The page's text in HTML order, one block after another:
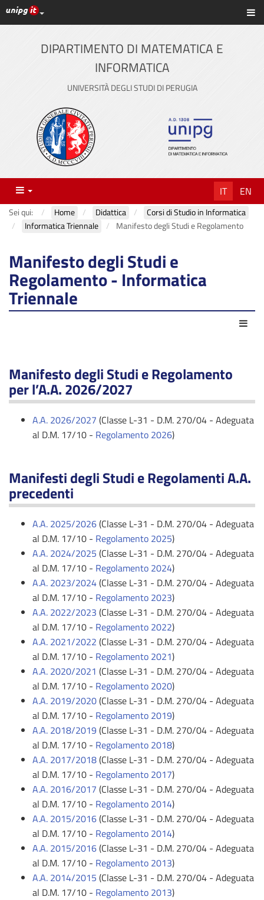
Vai
al
contenuto
principale
Link ai principali servizi web di Ateneo
DIPARTIMENTO DI MATEMATICA E
INFORMATICA
UNIVERSITÀ DEGLI STUDI DI PERUGIA
Menu IT EN
Sei qui: Home Didattica
Corsi di Studio in Informatica
Informatica Triennale
Manifesto degli Studi e Regolamento
Manifesto degli Studi e
Regolamento - Informatica
Triennale
Manifesto degli Studi e Regolamento
per l’A.A. 2026/2027
A.A. 2026/2027 (Classe L-31 - D.M. 270/04 - Adeguata
al D.M. 17/10 - Regolamento 2026)
Manifesti degli Studi e Regolamenti A.A.
precedenti
A.A. 2025/2026(Classe L-31 - D.M. 270/04 - Adeguata
al D.M. 17/10 - Regolamento 2025)
A.A. 2024/2025 (Classe L-31 - D.M. 270/04 - Adeguata
al D.M. 17/10 - Regolamento 2024)
A.A. 2023/2024(Classe L-31 - D.M. 270/04 - Adeguata
al D.M. 17/10 - Regolamento 2023)
A.A. 2022/2023 (Classe L-31 - D.M. 270/04 - Adeguata
al D.M. 17/10 - Regolamento 2022)
A.A. 2021/2022 (Classe L-31 - D.M. 270/04 - Adeguata
al D.M. 17/10 - Regolamento 2021)
A.A. 2020/2021 (Classe L-31 - D.M. 270/04 - Adeguata
al D.M. 17/10 - Regolamento 2020)
A.A. 2019/2020(Classe L-31 - D.M. 270/04 - Adeguata
al D.M. 17/10 - Regolamento 2019)
A.A. 2018/2019(Classe L-31 - D.M. 270/04 - Adeguata
al D.M. 17/10 - Regolamento 2018)
A.A. 2017/2018(Classe L-31 - D.M. 270/04 - Adeguata
al D.M. 17/10 - Regolamento 2017)
A.A. 2016/2017 (Classe L-31 - D.M. 270/04 - Adeguata
al D.M. 17/10 - Regolamento 2014)
A.A. 2015/2016(Classe L-31 - D.M. 270/04 - Adeguata
al D.M. 17/10 - Regolamento 2014)
A.A. 2015/2016(Classe L-31 - D.M. 270/04 - Adeguata
al D.M. 17/10 - Regolamento 2013)
A.A. 2014/2015 (Classe L-31 - D.M. 270/04 - Adeguata
al D.M. 17/10 - Regolamento 2013)